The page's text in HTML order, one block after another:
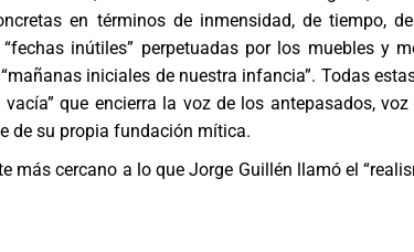
en términos de inmensidad, de tiempo,
inútiles” perpetuadas por los muebles y
iniciales de nuestra infancia”. Todas
que encierra la voz de los antepasados,
de su propia fundación mítica.
más cercano a lo que Jorge Guillén llamó el